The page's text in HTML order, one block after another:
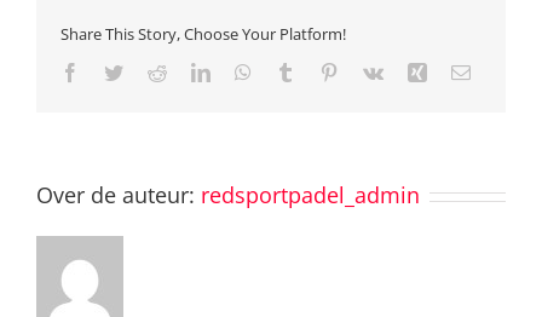
Share This Story, Choose Your Platform!
Facebook
TwitterRedditLinkedInWhatsApp
Tumblr Pinterest
Vk Xing E-
Over de auteur: redsportpadel_admin